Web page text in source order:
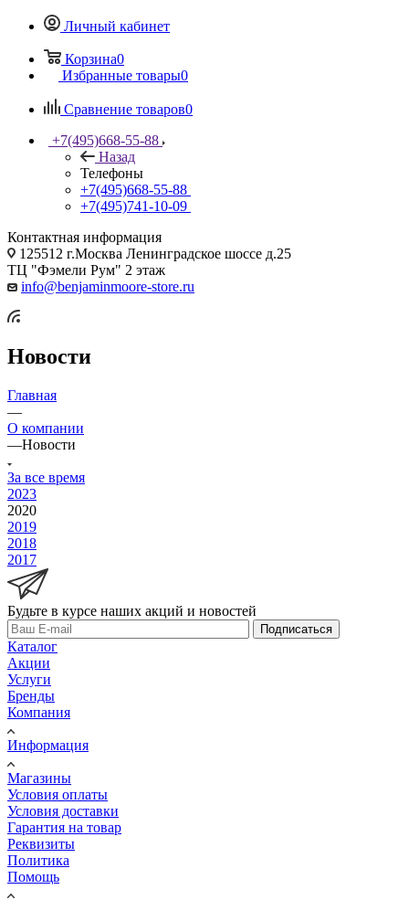
Личный кабинет
Корзина0
Избранные товары0
Сравнение товаров0
+7(495)668-55-88
Назад
Телефоны
+7(495)668-55-88
+7(495)741-10-09
Контактная информация
125512 г.Москва Ленинградское шоссе д.25
ТЦ "Фэмели Рум" 2 этаж
info@benjaminmoore-store.ru
Новости
Главная
—
О компании
—Новости
За все время
2023
2020
2019
2018
2017
Будьте в курсе наших акций и новостей
Подписаться
Каталог
Акции
Услуги
Бренды
Компания
Информация
Магазины
Условия оплаты
Условия доставки
Гарантия на товар
Реквизиты
Политика
Помощь